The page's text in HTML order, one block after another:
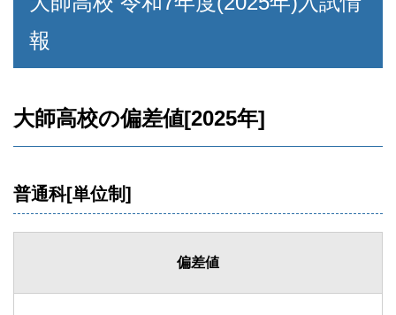
報
大師高校の偏差値[2025年]
普通科[単位制]
偏差値